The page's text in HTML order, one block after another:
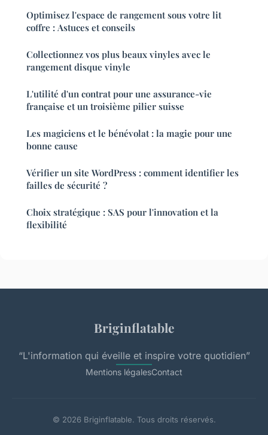
Optimisez l'espace de rangement sous votre lit
coffre : Astuces et conseils
Collectionnez vos plus beaux vinyles avec le
rangement disque vinyle
L'utilité d'un contrat pour une assurance-vie
française et un troisième pilier suisse
Les magiciens et le bénévolat : la magie pour une
bonne cause
Vérifier un site WordPress : comment identifier les
failles de sécurité ?
Choix stratégique : SAS pour l'innovation et la
flexibilité
Briginflatable
“L'information qui éveille et inspire votre quotidien”
Mentions légalesContact
© 2026 Briginflatable. Tous droits réservés.